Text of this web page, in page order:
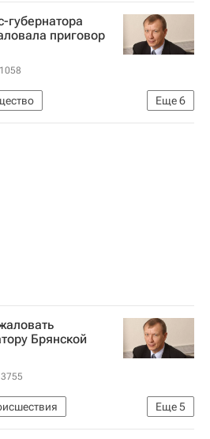
губернатора
приговор
1058
Еще6
Европа
Брянской
3755
Еще5